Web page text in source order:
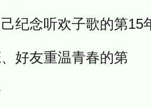
纪念听欢子歌的第15
好友重温青春的第